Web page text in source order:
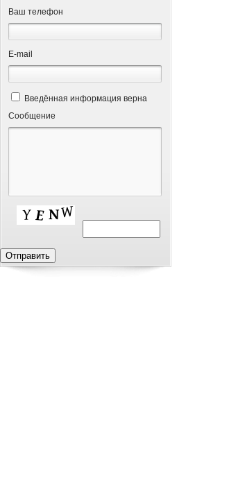
Ваш телефон
Е-mail
Введённая информация верна
Сообщение